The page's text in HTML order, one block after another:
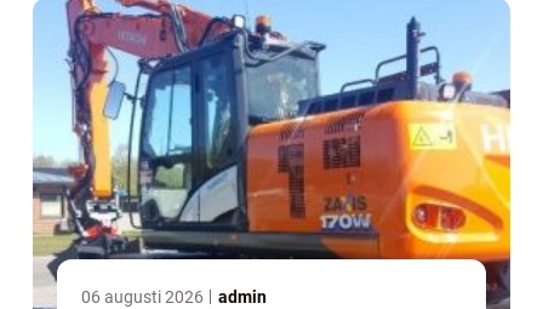
06 augusti 2026 admin